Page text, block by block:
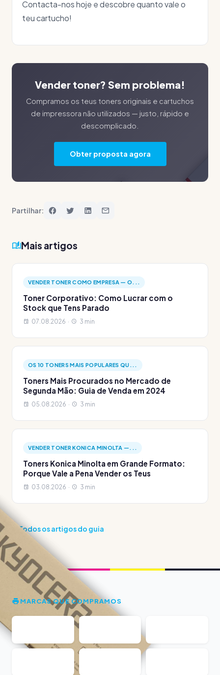
Contacta-nos hoje e descobre quanto vale o
teu cartucho!
Vender toner? Sem problema!
Compramos os teus toners originais e cartuchos
de impressora não utilizados — justo, rápido e
descomplicado.
Obter proposta agora
Partilhar:
Mais artigos
VENDER TONER COMO EMPRESA — O...
Toner Corporativo: Como Lucrar com o
Stock que Tens Parado
07.08.2026 · 3 min
OS 10 TONERS MAIS POPULARES QU...
Toners Mais Procurados no Mercado de
Segunda Mão: Guia de Venda em 2024
05.08.2026 · 3 min
VENDER TONER KONICA MINOLTA —...
Toners Konica Minolta em Grande Formato:
Porque Vale a Pena Vender os Teus
03.08.2026 · 3 min
Todos os artigos do guia
MARCAS QUE COMPRAMOS